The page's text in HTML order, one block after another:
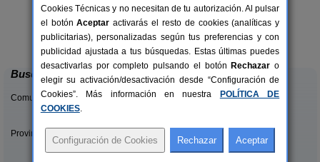
33+1 pers.
desde24 €
Casa Rural Campoo
Naveda (Cantabria)
Buscar
Comunidades:
Provincias/Islas:
Cookies Técnicas y no necesitan de tu autorización. Al pulsar
el botónAceptar activarás el resto de cookies (analíticas y
publicitarias), personalizadas según tus preferencias y con
publicidad ajustada a tus búsquedas. Estas últimas puedes
desactivarlas por completo pulsando el botón Rechazar o
elegir su activación/desactivación desde “Configuración de
Cookies”. Más información en nuestra
POLÍTICA DE
COOKIES.